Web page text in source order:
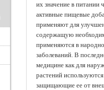
их значение в питании
активные пищевые
применяют для
содержащую
применяются в
заболеваний. В
медицине как для
растений
защищающие ее от